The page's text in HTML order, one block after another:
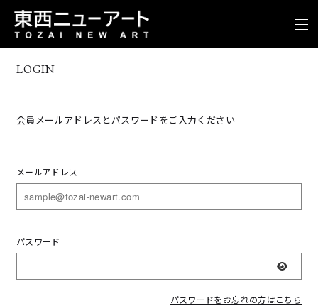
LOGIN
会員メールアドレスとパスワードをご入力ください
メールアドレス
パスワード
表示
パスワードをお忘れの方はこちら